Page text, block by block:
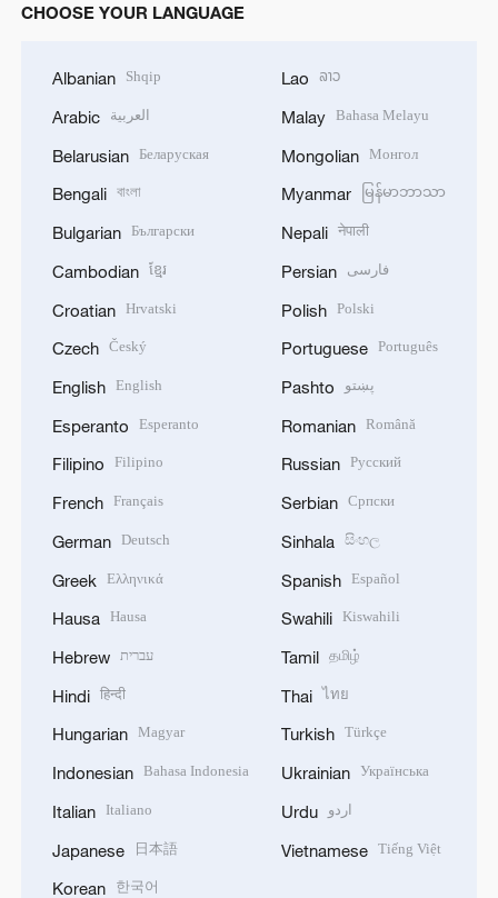
CHOOSE YOUR LANGUAGE
Albanian Shqip
Arabic العربية
Belarusian Беларуская
Bengali বাংলা
Bulgarian Български
Cambodian ខ្មែរ
Croatian Hrvatski
Czech Český
English English
Esperanto Esperanto
Filipino Filipino
French Français
German Deutsch
Greek Ελληνικά
Hausa Hausa
Hebrew עברית
Hindi हिन्दी
Hungarian Magyar
Indonesian Bahasa Indonesia
Italian Italiano
Japanese 日本語
Korean 한국어
Lao ລາວ
Malay Bahasa Melayu
Mongolian Монгол
Myanmar မြန်မာဘာသာ
Nepali नेपाली
Persian فارسی
Polish Polski
Portuguese Português
Pashto پښتو
Romanian Română
Russian Русский
Serbian Српски
Sinhala සිංහල
Spanish Español
Swahili Kiswahili
Tamil தமிழ்
Thai ไทย
Turkish Türkçe
Ukrainian Українська
Urdu اردو
Vietnamese Tiếng Việt